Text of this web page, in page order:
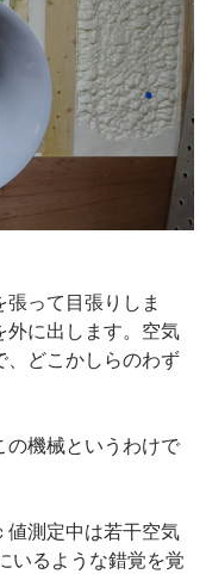
って目張りしま
外に出します。空気
、どこかしらのわず
の機械というわけで
値測定中は若干空気
いるような錯覚を覚